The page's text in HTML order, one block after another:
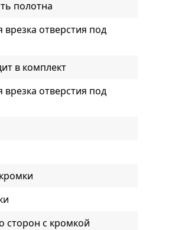
полотна
отверстия под
в комплект
отверстия под
сторон с кромкой